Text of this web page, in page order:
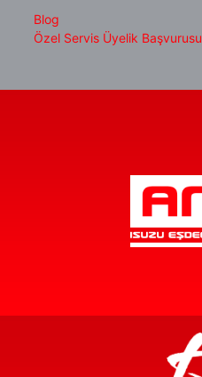
Blog
Özel Servis Üyelik Başvurusu